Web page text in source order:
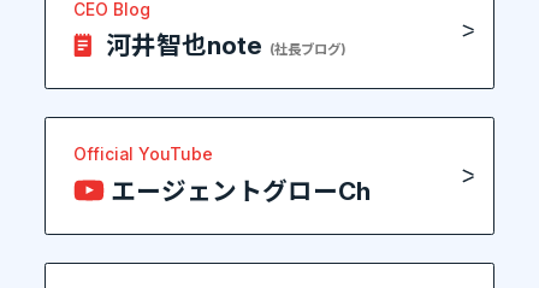
CEO Blog
河井智也note (社長ブログ)
Official YouTube
エージェントグローCh